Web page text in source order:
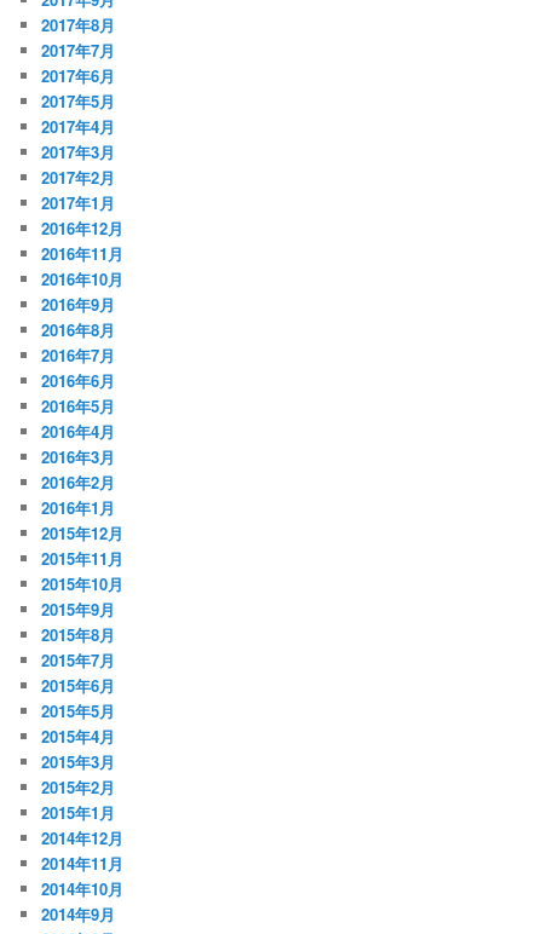
2017年8月
2017年7月
2017年6月
2017年5月
2017年4月
2017年3月
2017年2月
2017年1月
2016年12月
2016年11月
2016年10月
2016年9月
2016年8月
2016年7月
2016年6月
2016年5月
2016年4月
2016年3月
2016年2月
2016年1月
2015年12月
2015年11月
2015年10月
2015年9月
2015年8月
2015年7月
2015年6月
2015年5月
2015年4月
2015年3月
2015年2月
2015年1月
2014年12月
2014年11月
2014年10月
2014年9月